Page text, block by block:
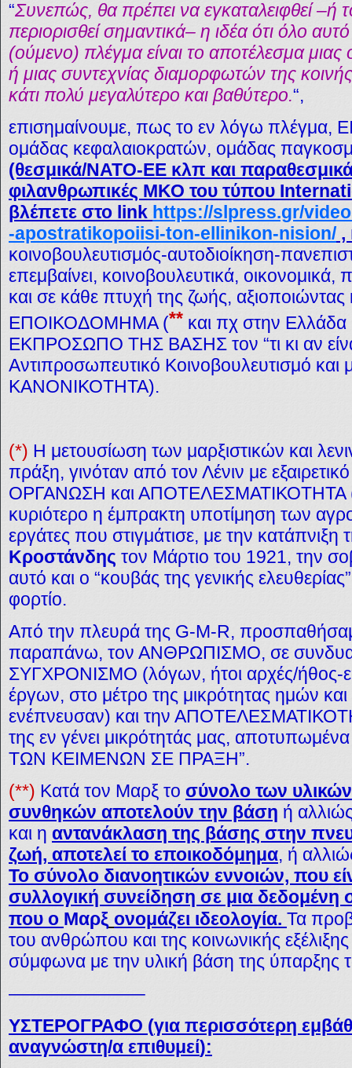
“Συνεπώς, θα πρέπει να εγκαταλειφθεί –ή
περιορισθεί σημαντικά– η ιδέα ότι όλο
(ούμενο) πλέγμα είναι το αποτέλεσμα
ή μιας συντεχνίας διαμορφωτών της
κάτι πολύ μεγαλύτερο και βαθύτερο.“,
επισημαίνουμε, πως το εν λόγω πλέγμα,
ομάδας κεφαλαιοκρατών, ομάδας
(θεσμικά/ΝΑΤΟ-ΕΕ κλπ και
φιλανθρωπικές ΜΚΟ του τύπου
βλέπετε στο link https://slpress.gr/
-apostratikopoiisi-ton-ellinikon-nision/ ,
κοινοβουλευτισμός-αυτοδιοίκηση-
επεμβαίνει, κοινοβουλευτικά, οικονομικά,
και σε κάθε πτυχή της ζωής, αξιοποιώντας
ΕΠΟΙΚΟΔΟΜΗΜΑ (** και πχ στην
ΕΚΠΡΟΣΩΠΟ ΤΗΣ ΒΑΣΗΣ τον “τι κι αν
Αντιπροσωπευτικό Κοινοβουλευτισμό
ΚΑΝΟΝΙΚΟΤΗΤΑ).
(*) Η μετουσίωση των μαρξιστικών και
πράξη, γινόταν από τον Λένιν με
ΟΡΓΑΝΩΣΗ και ΑΠΟΤΕΛΕΣΜΑΤΙΚΟΤΗΤΑ
κυριότερο η έμπρακτη υποτίμηση των
εργάτες που στιγμάτισε, με την κατάπνιξη
Κροστάνδης τον Μάρτιο του 1921, την
αυτό και ο “κουβάς της γενικής ελευθερίας”
φορτίο.
Από την πλευρά της G-M-R,
παραπάνω, τον ΑΝΘΡΩΠΙΣΜΟ, σε
ΣΥΓΧΡΟΝΙΣΜΟ (λόγων, ήτοι αρχές/ήθος-
έργων, στο μέτρο της μικρότητας ημών
ενέπνευσαν) και την
της εν γένει μικρότητάς μας,
ΤΩΝ ΚΕΙΜΕΝΩΝ ΣΕ ΠΡΑΞΗ”.
(**) Κατά τον Μαρξ το σύνολο των
συνθηκών αποτελούν την βάση ή
και η αντανάκλαση της βάσης στην
ζωή, αποτελεί το εποικοδόμημα, ή
Το σύνολο διανοητικών εννοιών, που
συλλογική συνείδηση σε μια δεδομένη
που ο Μαρξ ονομάζει ιδεολογία. Τα
του ανθρώπου και της κοινωνικής
σύμφωνα με την υλική βάση της
———————–
ΥΣΤΕΡΟΓΡΑΦΟ (για περισσότερη
αναγνώστη/α επιθυμεί):